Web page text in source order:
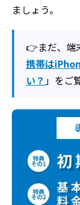
ましょう。
👉まだ、端
携帯は
い？」をご